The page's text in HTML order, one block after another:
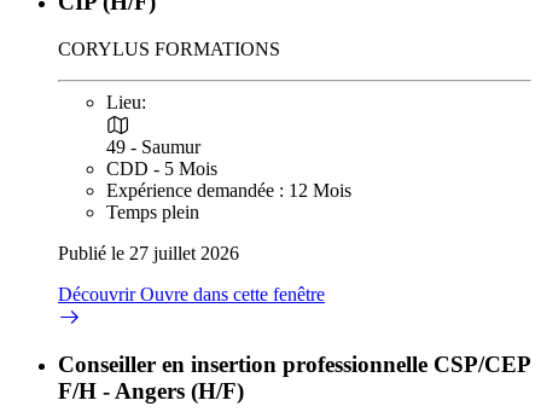
CORYLUS FORMATIONS
Lieu:
49 - Saumur
CDD - 5 Mois
Expérience demandée : 12 Mois
Temps plein
Publié le 27 juillet 2026
DécouvrirOuvre dans cette fenêtre
Conseiller en insertion professionnelle CSP/CEP
F/H - Angers (H/F)